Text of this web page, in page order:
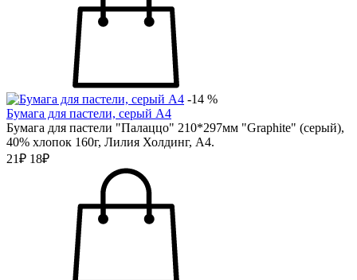
-14 %
Бумага для пастели, серый А4
Бумага для пастели "Палаццо" 210*297мм "Graphite" (серый),
40% хлопок 160г, Лилия Холдинг, А4.
21₽ 18₽